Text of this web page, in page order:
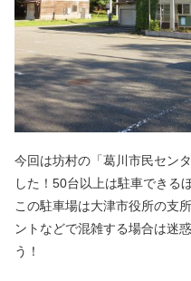
今回は坊村の「葛川市民セン
した！50台以上は駐車できる
この駐車場は大津市役所の支
ントなどで混雑する場合は迷
う！